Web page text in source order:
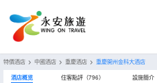
特價酒店 > 中國酒店 > 重慶酒店 > 重慶開州金科大酒店
酒店概览 住客點評（796） 設施簡介